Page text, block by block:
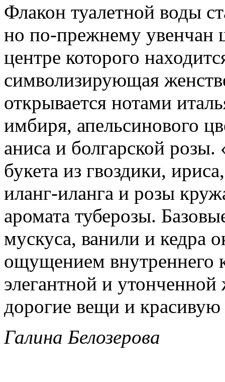
Флакон туалетной воды
но по-прежнему увенчан
центре которого
символизирующая
открывается нотами
имбиря, апельсинового
аниса и болгарской
букета из гвоздики,
иланг-иланга и розы
аромата туберозы.
мускуса, ванили и кедра
ощущением внутреннего
элегантной и
дорогие вещи и
Галина Белозерова